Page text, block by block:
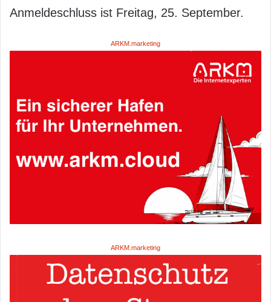
Anmeldeschluss ist Freitag, 25. September.
ARKM.marketing
ARKM.marketing